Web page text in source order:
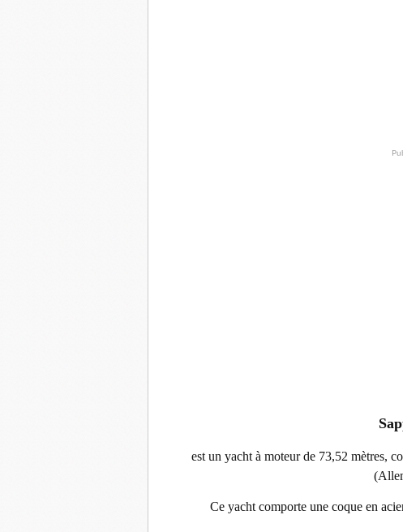
est un yacht à moteur de 73,52 mètres,
Ce yacht comporte une coque en